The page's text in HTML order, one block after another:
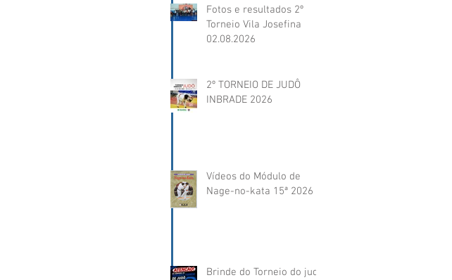
Fotos e resultados 2º
Torneio Vila Josefina
02.08.2026
2º TORNEIO DE JUDÔ
INBRADE 2026
Vídeos do Módulo de
Nage-no-kata 15ª 2026
Brinde do Torneio do judô